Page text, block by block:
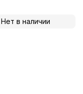
Нет в наличии